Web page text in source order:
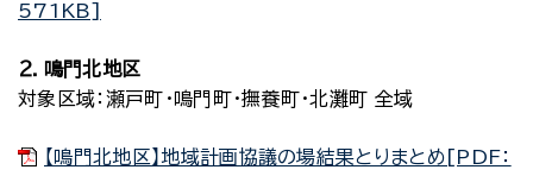
571KB]
２．鳴門北地区
対象区域：瀬戸町・鳴門町・撫養町・北灘町 全域
【鳴門北地区】地域計画協議の場結果とりまとめ[PDF：